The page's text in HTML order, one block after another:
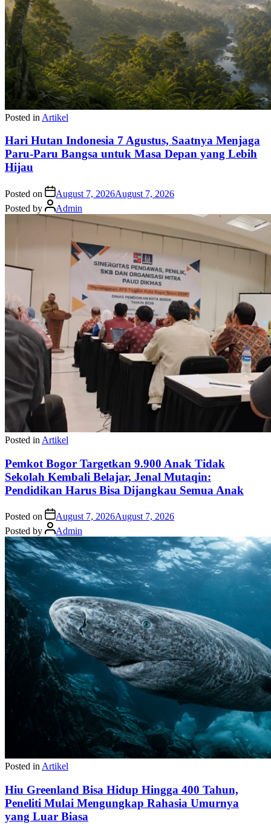
Posted in Artikel
Hari Hutan Indonesia 7 Agustus, Saatnya Menjaga
Paru-Paru Bangsa untuk Masa Depan yang Lebih
Hijau
Posted on August 7, 2026August 7, 2026
Posted by
Admin
Posted in Artikel
Pemkot Bogor Targetkan 9.900 Anak Tidak
Sekolah Kembali Belajar, Jenal Mutaqin:
Pendidikan Harus Bisa Dijangkau Semua Anak
Posted on August 7, 2026August 7, 2026
Posted by
Admin
Posted in Artikel
Hiu Greenland Bisa Hidup Hingga 400 Tahun,
Peneliti Mulai Mengungkap Rahasia Umurnya
yang Luar Biasa